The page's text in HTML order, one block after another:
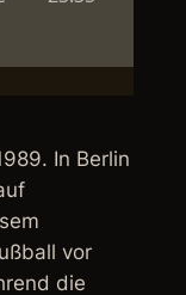
In Berlin
vor
die